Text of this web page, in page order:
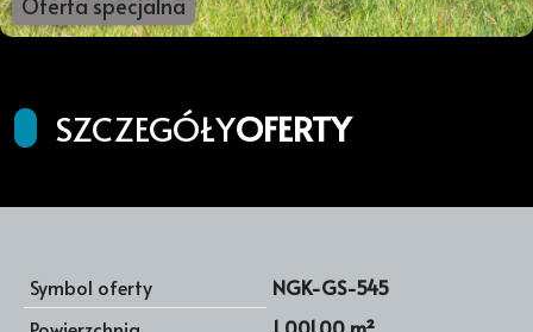
SZCZEGÓŁYOFERTY
Symbol oferty
NGK-GS-545